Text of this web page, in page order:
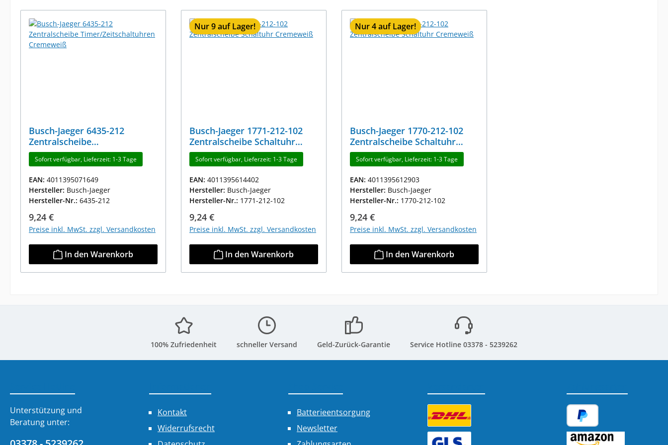
Busch-Jaeger 6435-212
Zentralscheibe
Timer/Zeitschaltuhren
Cremeweiß
Sofort verfügbar, Lieferzeit: 1-3 Tage
EAN: 4011395071649
Hersteller: Busch-Jaeger
Hersteller-Nr.: 6435-212
Regulärer Preis:
9,24 €
Preise inkl. MwSt. zzgl. Versandkosten
In den Warenkorb
Nur 9 auf Lager!
Busch-Jaeger 1771-212-102
Zentralscheibe Schaltuhr
Cremeweiß
Sofort verfügbar, Lieferzeit: 1-3 Tage
EAN: 4011395614402
Hersteller: Busch-Jaeger
Hersteller-Nr.: 1771-212-102
Regulärer Preis:
9,24 €
Preise inkl. MwSt. zzgl. Versandkosten
In den Warenkorb
Nur 4 auf Lager!
Busch-Jaeger 1770-212-102
Zentralscheibe Schaltuhr
Cremeweiß
Sofort verfügbar, Lieferzeit: 1-3 Tage
EAN: 4011395612903
Hersteller: Busch-Jaeger
Hersteller-Nr.: 1770-212-102
Regulärer Preis:
9,24 €
Preise inkl. MwSt. zzgl. Versandkosten
In den Warenkorb
100% Zufriedenheit schneller Versand Geld-Zurück-Garantie Service Hotline 03378 - 5239262
Unterstützung und
Beratung unter:
Kontakt
Widerrufsrecht
Batterieentsorgung
Newsletter
Benutzerdefiniertes Bild 1 PayPal